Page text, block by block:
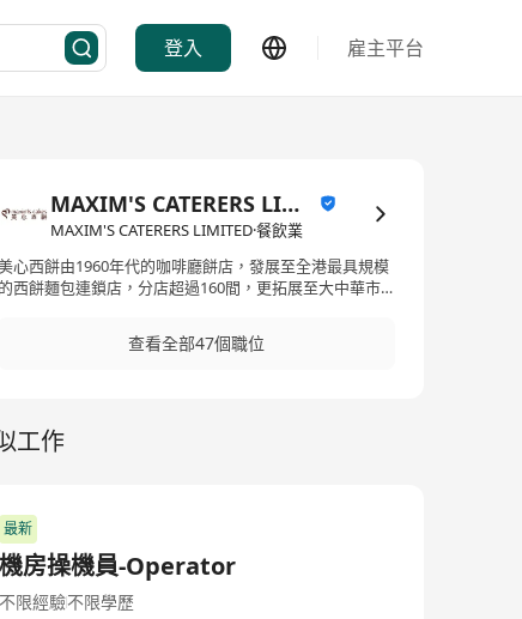
登入 雇主平台
MAXIM'S CATERERS LIMITED
MAXIM'S CATERERS LIMITED·餐飲業
心西餅由1960年代的咖啡廳餅店，發展至全港最具規模
的西餅麵包連鎖店，分店超過160間，更拓展至大中華市
創意及便利。在產品研發方面屢創新猷，不斷為顧客帶來
查看全部47個職位
工作
最新
機房操機員-Operator
不限經驗不限學歷